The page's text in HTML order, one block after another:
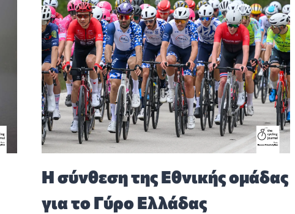
Η σύνθεση της Εθνικής ομάδας
για το Γύρο Ελλάδας